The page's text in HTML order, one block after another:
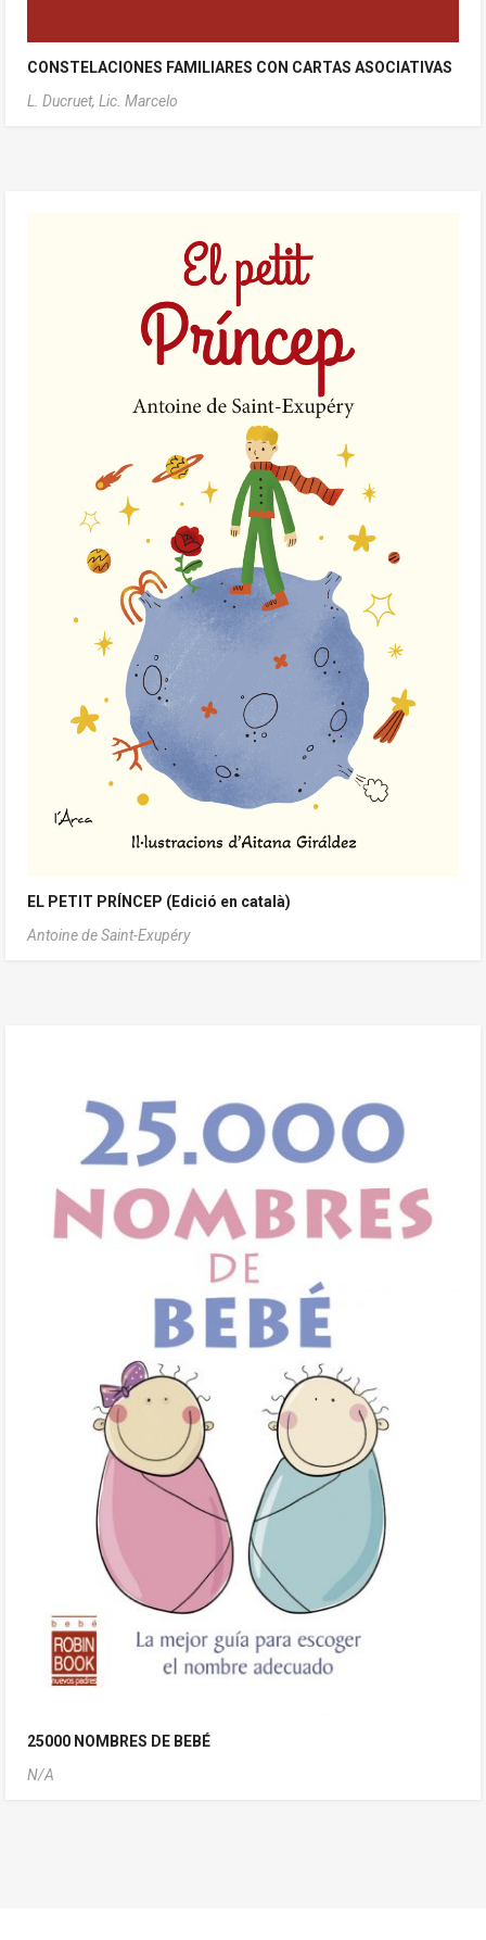
CONSTELACIONES FAMILIARES CON CARTAS ASOCIATIVAS
L. Ducruet, Lic. Marcelo
EL PETIT PRÍNCEP (Edició en català)
Antoine de Saint-Exupéry
25000 NOMBRES DE BEBÉ
N/A